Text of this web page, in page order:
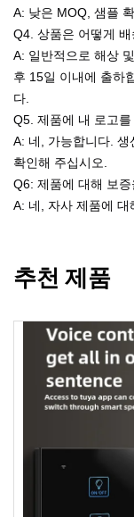
A: 낮은 MOQ, 샘플
Q4. 상품은 어떻게
A: 일반적으로 해상
후 15일 이내에 출하
다.
Q5. 제품에 내 로고
A: 네, 가능합니다.
확인해 주십시오.
Q6: 제품에 대해 보
A: 네, 자사 제품에
추천 제품